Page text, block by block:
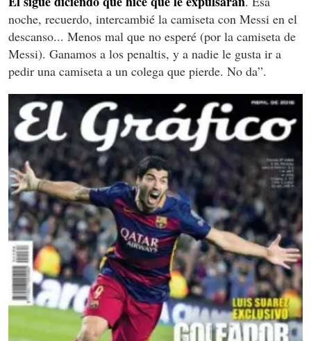
noche, recuerdo, intercambié la camiseta con Messi en el
descanso... Menos mal que no esperé (por la camiseta de
Messi). Ganamos a los penaltis, y a nadie le gusta ir a
pedir una camiseta a un colega que pierde. No da”.